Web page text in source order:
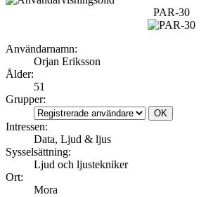
PAR-30
Användarnamn:
Orjan Eriksson
Ålder:
51
Grupper:
Intressen:
Data, Ljud & ljus
Sysselsättning:
Ljud och ljustekniker
Ort:
Mora